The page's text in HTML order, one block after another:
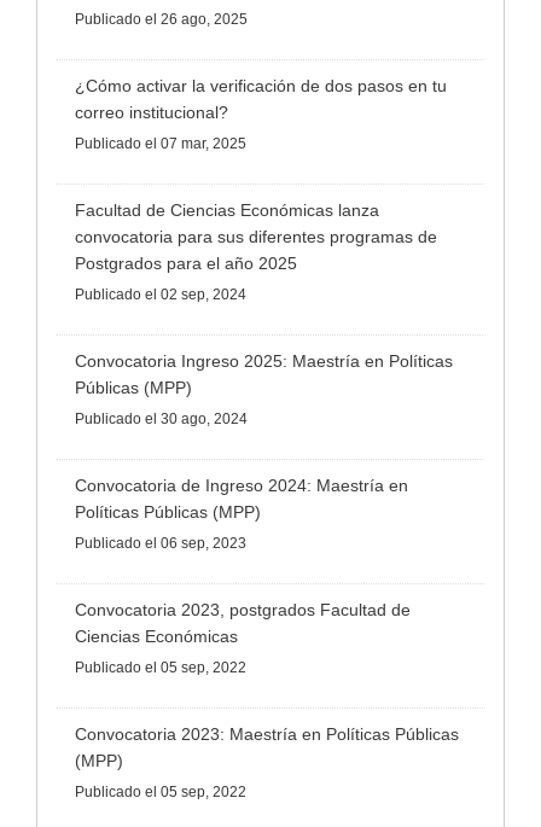
Publicado el 26 ago, 2025
¿Cómo activar la verificación de dos pasos en tu
correo institucional?
Publicado el 07 mar, 2025
Facultad de Ciencias Económicas lanza
convocatoria para sus diferentes programas de
Postgrados para el año 2025
Publicado el 02 sep, 2024
Convocatoria Ingreso 2025: Maestría en Políticas
Públicas (MPP)
Publicado el 30 ago, 2024
Convocatoria de Ingreso 2024: Maestría en
Políticas Públicas (MPP)
Publicado el 06 sep, 2023
Convocatoria 2023, postgrados Facultad de
Ciencias Económicas
Publicado el 05 sep, 2022
Convocatoria 2023: Maestría en Políticas Públicas
(MPP)
Publicado el 05 sep, 2022